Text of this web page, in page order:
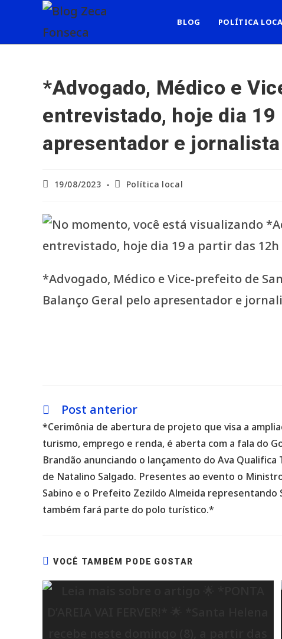
BLOG POLÍTICA
*Advogado, Médico e
entrevistado, hoje dia
apresentador e
Post19/08/2023
Categoria
Política local
*Advogado, Médico e Vice-prefeito de
Balanço Geral pelo apresentador e
Leia
artigos
Post anterior
*Cerimônia de abertura de projeto que visa a
turismo, emprego e renda, é aberta com a fala do
Brandão anunciando o lançamento do Ava Qualifica
de Natalino Salgado. Presentes ao evento o
Sabino e o Prefeito Zezildo Almeida representando
também fará parte do polo turístico.*
VOCÊ TAMBÉM PODE GOSTAR